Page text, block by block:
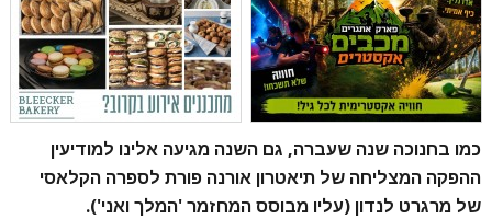
כמו בחנוכה שנה שעברה, גם השנה מגיעה אלינו למודיעין
ההפקה המצליחה של תיאטרון אורנה פורת לספרה הקלאסי
של מרגרט לנדון (עליו מבוסס המחזמר 'המלך ואני').